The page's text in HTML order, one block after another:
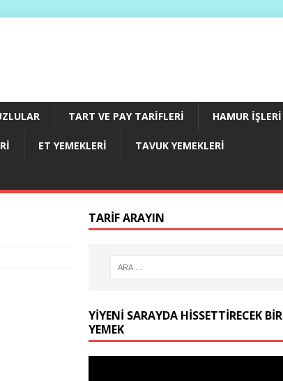
TART VE PAY TARIFLERI HAMUR İŞLERI
ET YEMEKLERI TAVUK YEMEKLERI
TARIF ARAYIN
YIYENI SARAYDA HISSETTIRECEK BIR
YEMEK